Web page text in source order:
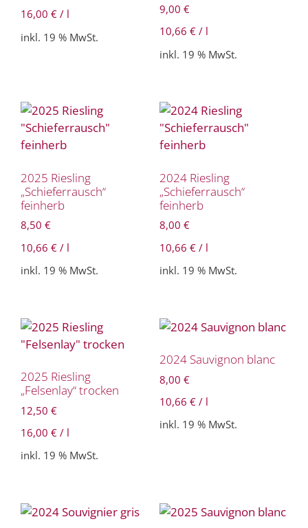
16,00 € / l
inkl. 19 % MwSt.
9,00 €
10,66 €/ l
inkl. 19 % MwSt.
2025 Riesling
„Schieferrausch“
feinherb
8,50 €
10,66 € / l
inkl. 19 % MwSt.
2024 Riesling
„Schieferrausch“
feinherb
8,00 €
10,66 €/ l
inkl. 19 % MwSt.
2025 Riesling
„Felsenlay“ trocken
12,50 €
16,00 € / l
inkl. 19 % MwSt.
2024 Sauvignon blanc
8,00 €
10,66 €/ l
inkl. 19 % MwSt.